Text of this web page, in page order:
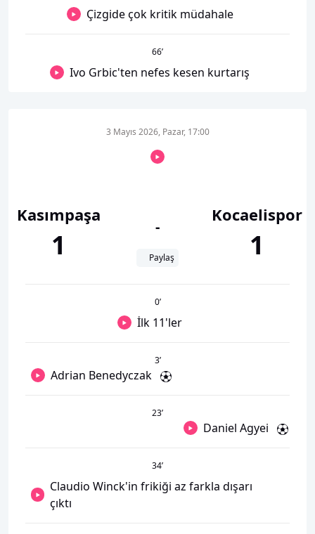
Çizgide çok kritik müdahale
66’
Ivo Grbic'ten nefes kesen kurtarış
Kasımpaşa
1
3 Mayıs 2026, Pazar, 17:00
-
Paylaş
Kocaelispor
1
0’
İlk 11'ler
3’
Adrian Benedyczak
23’
Daniel Agyei
34’
Claudio Winck'in frikiği az farkla dışarı
çıktı